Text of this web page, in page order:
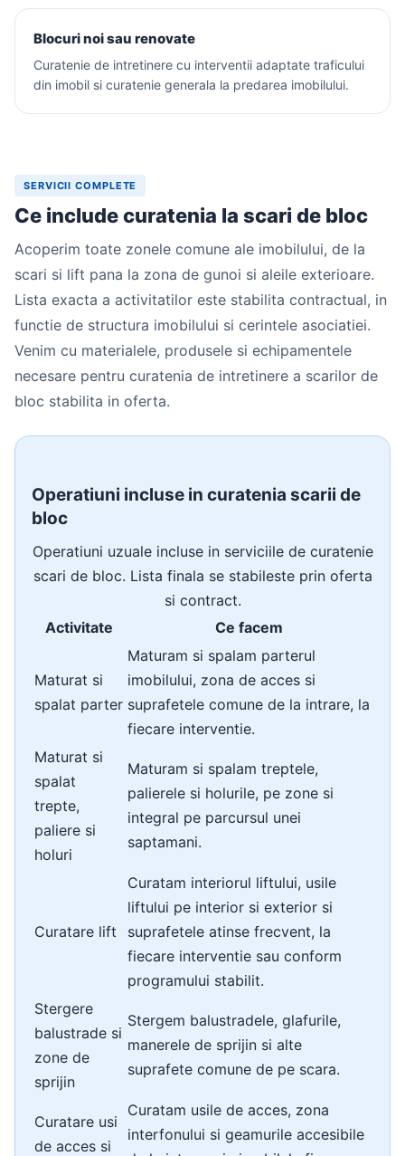
Blocuri noi sau renovate
Curatenie de intretinere cu interventii adaptate traficului
din imobil si curatenie generala la predarea imobilului.
SERVICII COMPLETE
Ce include curatenia la scari de bloc
Acoperim toate zonele comune ale imobilului, de la
scari si lift pana la zona de gunoi si aleile exterioare.
Lista exacta a activitatilor este stabilita contractual, in
functie de structura imobilului si cerintele asociatiei.
Venim cu materialele, produsele si echipamentele
necesare pentru curatenia de intretinere a scarilor de
bloc stabilita in oferta.
Operatiuni incluse in curatenia scarii de
bloc
Operatiuni uzuale incluse in serviciile de curatenie
scari de bloc. Lista finala se stabileste prin oferta
si contract.
Activitate
Ce facem
Maturat si
spalat parter
Maturam si spalam parterul
imobilului, zona de acces si
suprafetele comune de la intrare, la
fiecare interventie.
Maturat si
spalat
trepte,
paliere si
holuri
Maturam si spalam treptele,
palierele si holurile, pe zone si
integral pe parcursul unei
saptamani.
Curatare lift
Curatam interiorul liftului, usile
liftului pe interior si exterior si
suprafetele atinse frecvent, la
fiecare interventie sau conform
programului stabilit.
Stergere
balustrade si
zone de
sprijin
Stergem balustradele, glafurile,
manerele de sprijin si alte
suprafete comune de pe scara.
Curatare usi
de acces si
Curatam usile de acces, zona
interfonului si geamurile accesibile